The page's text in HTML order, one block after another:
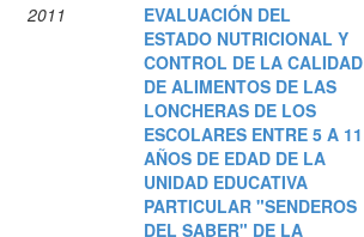
2011
EVALUACIÓN DEL
ESTADO NUTRICIONAL Y
CONTROL DE LA CALIDAD
DE ALIMENTOS DE LAS
LONCHERAS DE LOS
ESCOLARES ENTRE 5 A 11
AÑOS DE EDAD DE LA
UNIDAD EDUCATIVA
PARTICULAR "SENDEROS
DEL SABER" DE LA